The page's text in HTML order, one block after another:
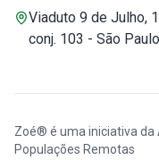
Viaduto 9 de Julho,
conj. 103 - São
Zoé® é uma iniciativa da
Populações Remotas